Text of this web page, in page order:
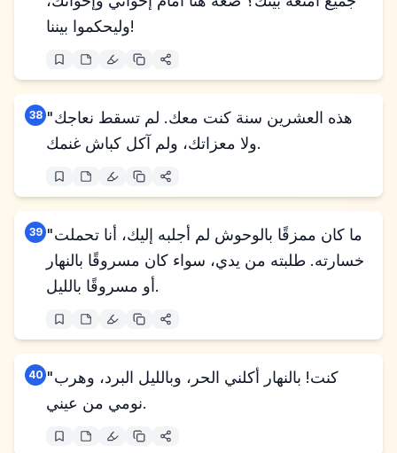
وليحكموا بيننا!
38 "هذه العشرين سنة كنت معك. لم تسقط نعاجك
ولا معزاتك، ولم آكل كباش غنمك.
39 "ما كان ممزقًا بالوحوش لم أجلبه إليك، أنا تحملت
خسارته. طلبته من يدي، سواء كان مسروقًا بالنهار
أو مسروقًا بالليل.
40 "كنت! بالنهار أكلني الحر، وبالليل البرد، وهرب
نومي من عيني.